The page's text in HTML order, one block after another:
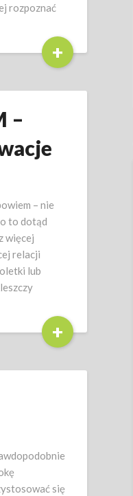
rozpoznać
+
–
– nie
to dotąd
więcej
relacji
lub
+
się